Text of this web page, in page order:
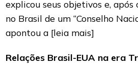
explicou seus objetivos e,
no Brasil de um “Conselho
apontou a [leia mais]
Relações Brasil-EUA na era